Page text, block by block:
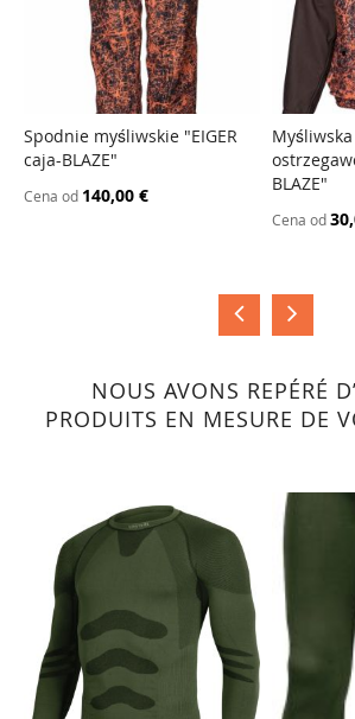
PORÓWNAJ
Spodnie myśliwskie "EIGER
caja-BLAZE"
Cena od 140,00 €
BLAZE"
Cena od
NOUS AVONS REPÉRÉ
PRODUITS EN MESURE DE